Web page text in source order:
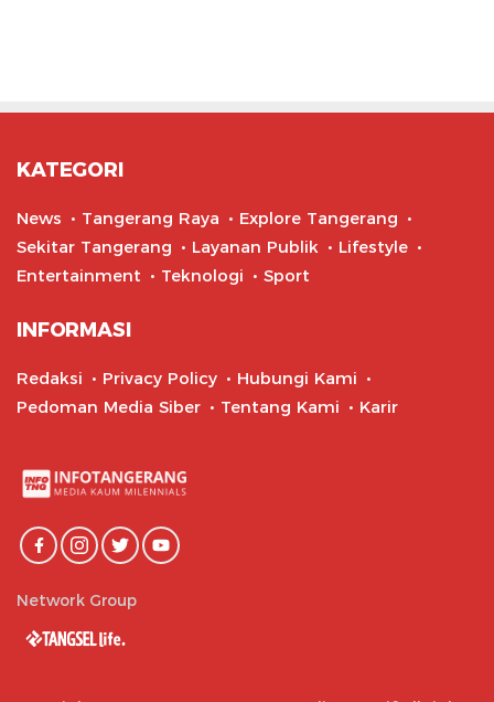
KATEGORI
News Tangerang Raya
Explore Tangerang
Sekitar Tangerang
Layanan Publik
Lifestyle
Entertainment
Teknologi Sport
INFORMASI
Redaksi Privacy Policy
Hubungi Kami
Pedoman Media Siber
Tentang Kami Karir
Network Group